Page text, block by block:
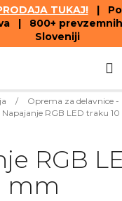
TUKAJ!|
| 800+
Sloveniji
/ Oprema za delavnice -
Napajanje RGB LED traku
RGB
mm